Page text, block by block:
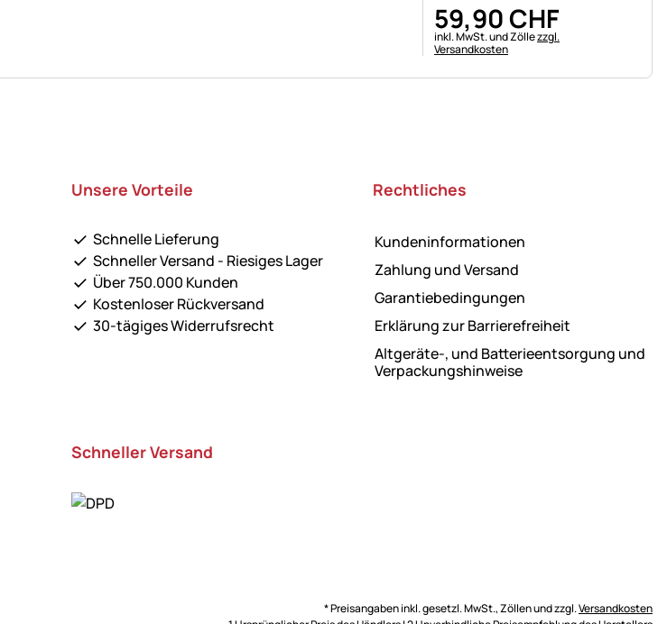
59,90CHF
Steuerhinweis:
inkl. MwSt. und Zöllezzgl.
Versandkosten
Unsere Vorteile
Schnelle Lieferung
Schneller Versand - Riesiges Lager
Über 750.000 Kunden
Kostenloser Rückversand
30-tägiges Widerrufsrecht
Rechtliches
Kundeninformationen
Zahlung und Versand
Garantiebedingungen
Erklärung zur Barrierefreiheit
Altgeräte-, und Batterieentsorgung und
Verpackungshinweise
Schneller Versand
* Preisangaben inkl. gesetzl. MwSt., Zöllen und zzgl.Versandkosten